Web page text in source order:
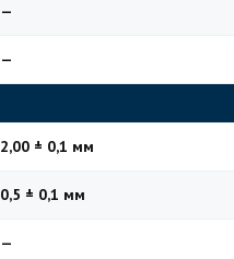
—
—
2,00 ± 0,1 мм
0,5 ± 0,1 мм
—